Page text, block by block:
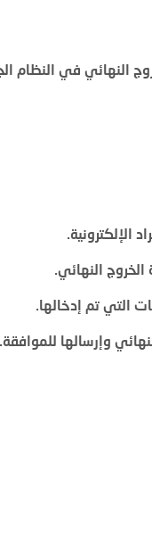
تأشيرة الخروج النهائي في النظام
النهائي.
التي تم إدخالها.
وإرسالها للموافقة.